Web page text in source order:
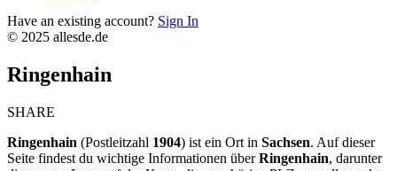
Have an existing account? Sign In
© 2025 allesde.de
Ringenhain
SHARE
Ringenhain (Postleitzahl 1904) ist ein Ort in Sachsen. Auf dieser
Seite findest du wichtige Informationen überRingenhain, darunter